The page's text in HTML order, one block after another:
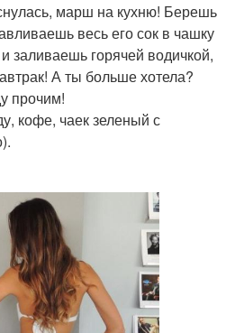
марш на кухню! Берешь
весь его сок в чашку
заливаешь горячей водичкой,
А ты больше хотела?
прочим!
кофе, чаек зеленый с